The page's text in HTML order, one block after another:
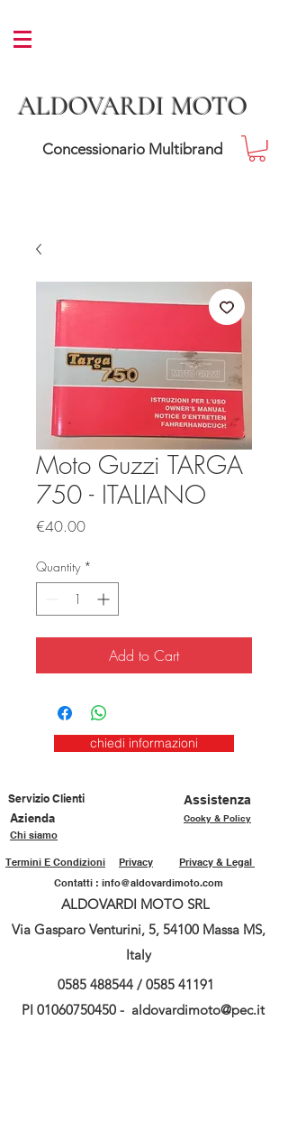
ALDOVARDI MOTO
Concessionario Multibrand
Moto Guzzi TARGA
750 - ITALIANO
€40.00Price
Quantity *
Add to Cart
chiedi informazioni
Servizio Clienti
Assistenza
Azienda
Cooky & Policy
Chi siamo
Privacy & Legal
Privacy
Termini E Condizioni
Contatti : info@aldovardimoto.com
ALDOVARDI MOTO SRL
Via Gasparo Venturini, 5, 54100 Massa MS,
Italy
0585 488544 / 0585 41191
PI 01060750450 - aldovardimoto@pec.it